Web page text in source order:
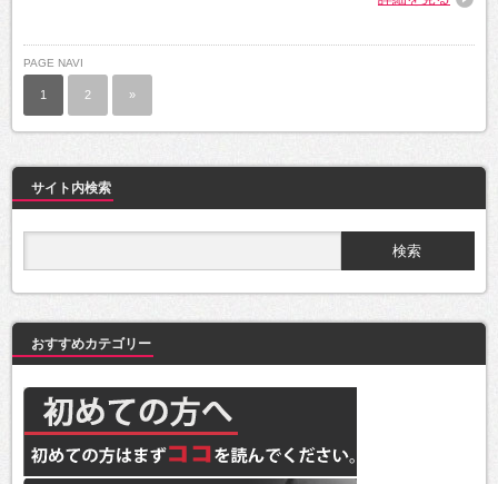
PAGE NAVI
1 2 »
サイト内検索
おすすめカテゴリー